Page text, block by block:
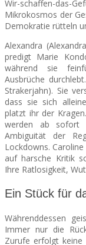
Wir-schaffen-das-
Mikrokosmos der
Demokratie rütteln
Alexandra
predigt Marie
während sie
Ausbrüche
Strakerjahn). Sie
dass sie sich
platzt ihr der
werden ab sofort
Ambiguität der
Lockdowns.
auf harsche Kritik
Ihre Ratlosigkeit,
Ein Stück für
Währenddessen
Immer nur die
Zurufe erfolgt keine